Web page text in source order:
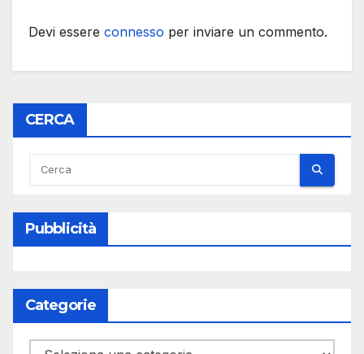
Devi essere connesso per inviare un commento.
CERCA
Pubblicità
Categorie
Categorie